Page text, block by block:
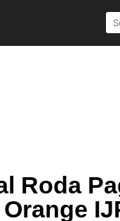
Roda